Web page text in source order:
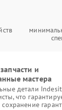
и
мастера
детали
что